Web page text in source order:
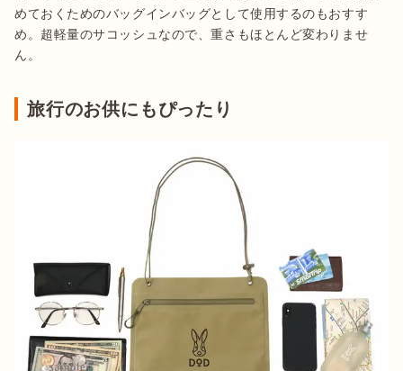
めておくためのバッグインバッグとして使用するのもおすす
め。超軽量のサコッシュなので、重さもほとんど変わりませ
ん。
旅行のお供にもぴったり